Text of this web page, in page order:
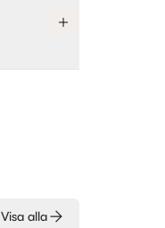
Visa alla